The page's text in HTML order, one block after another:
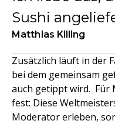
Sushi
Matthias Killing
Zusätzlich läuft in der
bei dem gemeinsam
auch getippt wird. Für
fest: Diese
Moderator erleben,